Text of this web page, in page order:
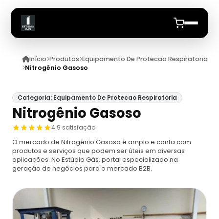
Início
Produtos
Equipamento De Protecao Respiratoria
Proteção Respiratória Para Espaço
Confinado
Máscara De Proteção Respiratória
Cilindro De Ar Respiravel
Cilindro De Ar Respirável Drager
Cilindro De Oxigênio 100 Litros
Ar Mandado
Ar Mandado
Anuncie
Início Produtos Equipamento De Protecao Respiratoria
Nitrogênio Gasoso
Categoria: Equipamento De Protecao Respiratoria
Nitrogênio Gasoso
4.9 satisfação
O mercado de Nitrogênio Gasoso é amplo e conta com
produtos e serviços que podem ser úteis em diversas
aplicações. No Estúdio Gás, portal especializado na
geração de negócios para o mercado B2B.